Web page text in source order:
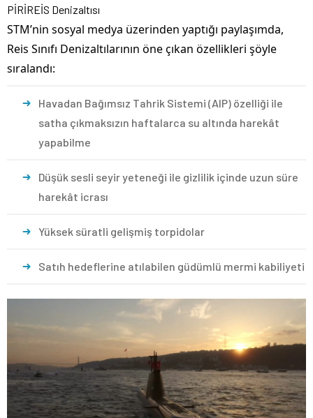
PİRİREİS Denizaltısı
STM’nin sosyal medya üzerinden yaptığı paylaşımda,
Reis Sınıfı Denizaltılarının öne çıkan özellikleri şöyle
sıralandı:
Havadan Bağımsız Tahrik Sistemi (AIP) özelliği ile
satha çıkmaksızın haftalarca su altında harekât
yapabilme
Düşük sesli seyir yeteneği ile gizlilik içinde uzun süre
harekât icrası
Yüksek süratli gelişmiş torpidolar
Satıh hedeflerine atılabilen güdümlü mermi kabiliyeti